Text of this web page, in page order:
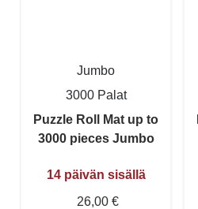
Jumbo
3000 Palat
Puzzle Roll Mat up to
3000 pieces Jumbo
14 päivän sisällä
26,00 €